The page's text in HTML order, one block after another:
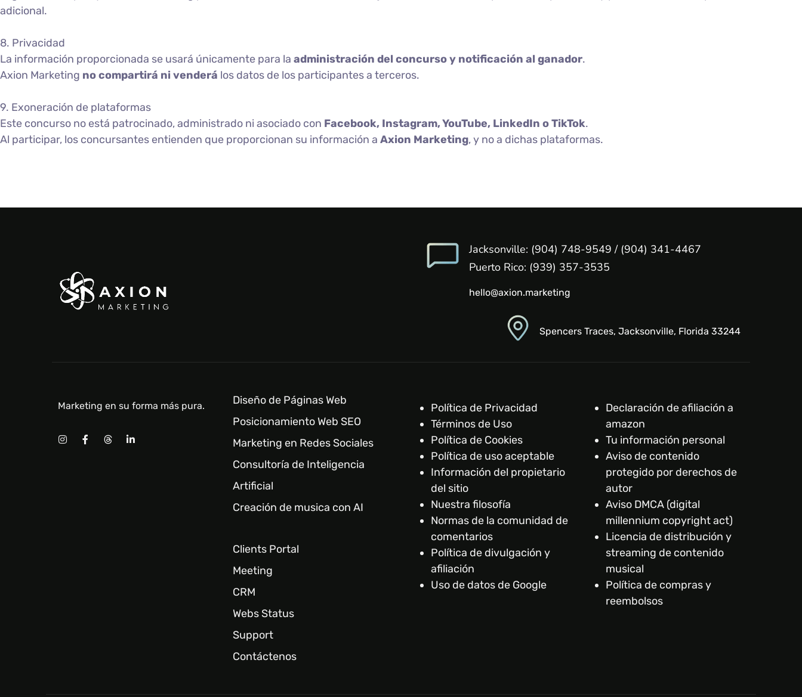
adicional.
8. Privacidad
La información proporcionada se usará únicamente para la administración del concurso y notificación al ganador.
Axion Marketing no compartirá ni venderá los datos de los participantes a terceros.
9. Exoneración de plataformas
Este concurso no está patrocinado, administrado ni asociado con Facebook, Instagram, YouTube, LinkedIn o TikTok.
Al participar, los concursantes entienden que proporcionan su información a Axion Marketing, y no a dichas plataformas.
Jacksonville: (904) 748-9549 / (904) 341-4467
Puerto Rico: (939) 357-3535
hello@axion.marketing
Spencers Traces, Jacksonville, Florida 33244
Marketing en su forma más pura.
Diseño de Páginas Web
Posicionamiento Web SEO
Marketing en Redes Sociales
Consultoría de Inteligencia
Artificial
Creación de musica con AI
Clients Portal
Meeting
CRM
Webs Status
Support
Contáctenos
Política de Privacidad
Términos de Uso
Política de Cookies
Política de uso aceptable
Información del propietario
del sitio
Nuestra filosofía
Normas de la comunidad de
comentarios
Política de divulgación y
afiliación
Uso de datos de Google
Declaración de afiliación a
amazon
Tu información personal
Aviso de contenido
protegido por derechos de
autor
Aviso DMCA (digital
millennium copyright act)
Licencia de distribución y
streaming de contenido
musical
Política de compras y
reembolsos